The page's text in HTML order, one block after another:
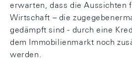
erwarten, dass die Aussichten
Wirtschaft – die
gedämpft sind - durch eine
dem Immobilienmarkt noch
werden.